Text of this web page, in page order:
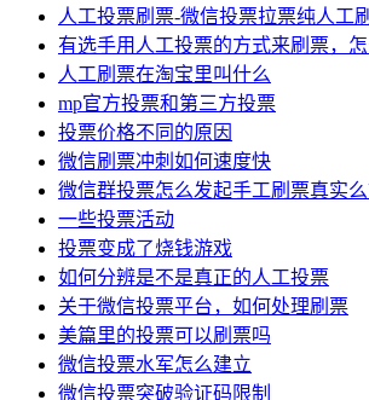
人工投票刷票-微信投票拉票纯人工
有选手用人工投票的方式来刷票，怎
人工刷票在淘宝里叫什么
mp官方投票和第三方投票
投票价格不同的原因
微信刷票冲刺如何速度快
微信群投票怎么发起手工刷票真实么
一些投票活动
投票变成了烧钱游戏
如何分辨是不是真正的人工投票
关于微信投票平台，如何处理刷票
美篇里的投票可以刷票吗
微信投票水军怎么建立
微信投票突破验证码限制